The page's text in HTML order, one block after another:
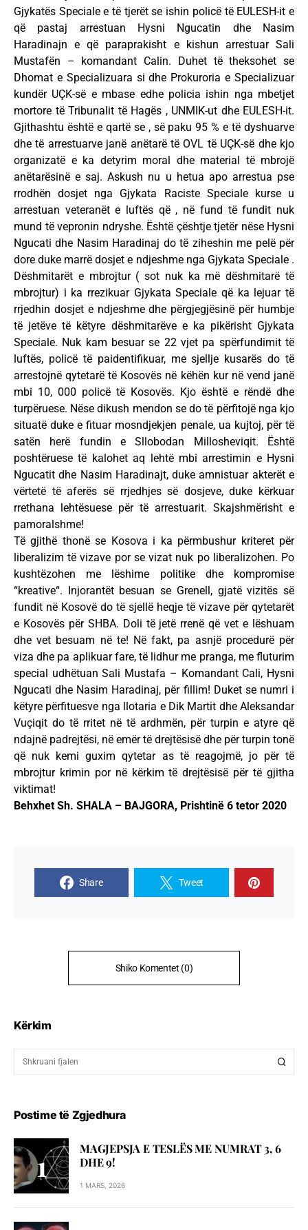
Gjykatës Speciale e të tjerët se ishin policë të EULESH-it e
që pastaj arrestuan Hysni Ngucatin dhe Nasim
Haradinajn e që paraprakisht e kishun arrestuar Sali
Mustafën – komandant Calin. Duhet të theksohet se
Dhomat e Specializuara si dhe Prokuroria e Specializuar
kundër UÇK-së e mbase edhe policia ishin nga mbetjet
mortore të Tribunalit të Hagës , UNMIK-ut dhe EULESH-it.
Gjithashtu është e qartë se , së paku 95 % e të dyshuarve
dhe të arrestuarve janë anëtarë të OVL të UÇK-së dhe kjo
organizatë e ka detyrim moral dhe material të mbrojë
anëtarësinë e saj. Askush nu u hetua apo arrestua pse
rrodhën dosjet nga Gjykata Raciste Speciale kurse u
arrestuan veteranët e luftës që , në fund të fundit nuk
mund të vepronin ndryshe. Është çështje tjetër nëse Hysni
Ngucati dhe Nasim Haradinaj do të ziheshin me pelë për
dore duke marrë dosjet e ndjeshme nga Gjykata Speciale .
Dëshmitarët e mbrojtur ( sot nuk ka më dëshmitarë të
mbrojtur) i ka rrezikuar Gjykata Speciale që ka lejuar të
rrjedhin dosjet e ndjeshme dhe përgjegjësinë për humbje
të jetëve të këtyre dëshmitarëve e ka pikërisht Gjykata
Speciale. Nuk kam besuar se 22 vjet pa spërfundimit të
luftës, policë të paidentifikuar, me sjellje kusarës do të
arrestojnë qytetarë të Kosovës në këhën kur në vend janë
mbi 10, 000 policë të Kosovës. Kjo është e rëndë dhe
turpëruese. Nëse dikush mendon se do të përfitojë nga kjo
situatë duke e fituar mosndjekjen penale, ua kujtoj, për të
satën herë fundin e Sllobodan Millosheviqit. Është
poshtëruese të kalohet aq lehtë mbi arrestimin e Hysni
Ngucatit dhe Nasim Haradinajt, duke amnistuar akterët e
vërtetë të aferës së rrjedhjes së dosjeve, duke kërkuar
rrethana lehtësuese për të arrestuarit. Skajshmërisht e
pamoralshme!
Të gjithë thonë se Kosova i ka përmbushur kriteret për
liberalizim të vizave por se vizat nuk po liberalizohen. Po
kushtëzohen me lëshime politike dhe kompromise
“kreative“. Injorantët besuan se Grenell, gjatë vizitës së
fundit në Kosovë do të sjellë heqje të vizave për qytetarët
e Kosovës për SHBA. Doli të jetë rrenë që vet e lëshuam
dhe vet besuam në te! Në fakt, pa asnjë procedurë për
viza dhe pa aplikuar fare, të lidhur me pranga, me fluturim
special udhëtuan Sali Mustafa – Komandant Cali, Hysni
Ngucati dhe Nasim Haradinaj, për fillim! Duket se numri i
këtyre përfituesve nga llotaria e Dik Martit dhe Aleksandar
Vuçiqit do të rritet në të ardhmën, për turpin e atyre që
ndajnë padrejtësi, në emër të drejtësisë dhe për turpin tonë
që nuk kemi guxim qytetar as të reagojmë, jo për të
mbrojtur krimin por në kërkim të drejtësisë për të gjitha
viktimat!
Behxhet Sh. SHALA – BAJGORA, Prishtinë 6 tetor 2020
Share Tweet
Shiko Komentet (0)
Kërkim
Postime të Zgjedhura
MAGJEPSJA E TESLËS ME NUMRAT 3, 6
DHE 9!
1 MARS, 2026